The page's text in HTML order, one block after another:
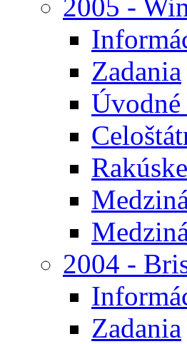
2005 -
Zadania
Úvodné
2004 -
Zadania